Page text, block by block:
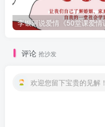
评论 抢沙发
欢迎您留下宝贵的见解！